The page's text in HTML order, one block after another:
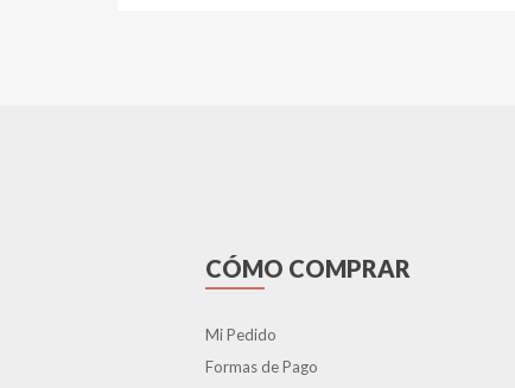
CÓMO COMPRAR
Mi Pedido
Formas de Pago